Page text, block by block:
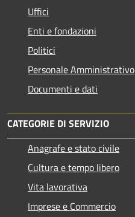
Uffici
Enti e fondazioni
Politici
Personale Amministrativo
Documenti e dati
CATEGORIE DI SERVIZIO
Anagrafe e stato civile
Cultura e tempo libero
Vita lavorativa
Imprese e Commercio